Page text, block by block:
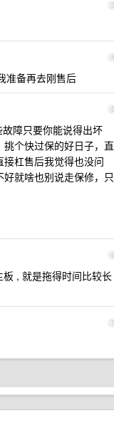
3
4
准备再去刚售后
5
障只要你能说得出坏
个快过保的好日子，直
杠售后我觉得也没问
就啥也别说走保修，只
6
, 就是拖得时间比较长
7